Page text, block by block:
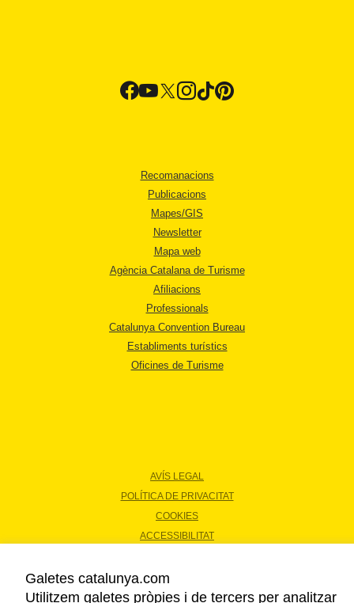
Recomanacions
Publicacions
Mapes/GIS
Newsletter
Mapa web
Agència Catalana de Turisme
Afiliacions
Professionals
Catalunya Convention Bureau
Establiments turístics
Oficines de Turisme
AVÍS LEGAL
POLÍTICA DE PRIVACITAT
COOKIES
ACCESSIBILITAT
Copyright © 2026. Agència Catalana de Turisme. Tots els drets reservats.
Galetes catalunya.com
Utilitzem galetes pròpies i de tercers per analitzar